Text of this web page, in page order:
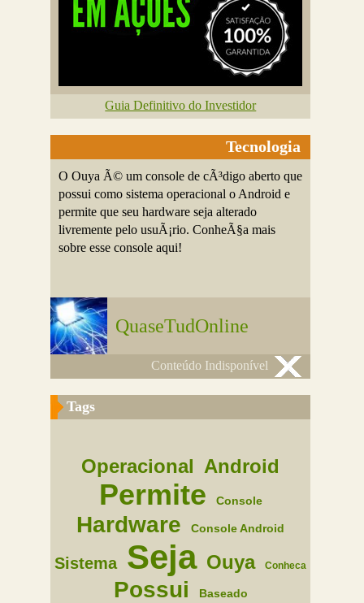
Guia Definitivo do Investidor
Tecnologia
O Ouya Ã© um console de cÃ³digo aberto que
possui como sistema operacional o Android e
permite que seu hardware seja alterado
livremente pelo usuÃ¡rio. ConheÃ§a mais
sobre esse console aqui!
QuaseTudOnline
Conteúdo Indisponível
Tags
Operacional Android
Permite Console
Hardware Console Android
Sistema Seja Ouya Conheca
Possui Baseado